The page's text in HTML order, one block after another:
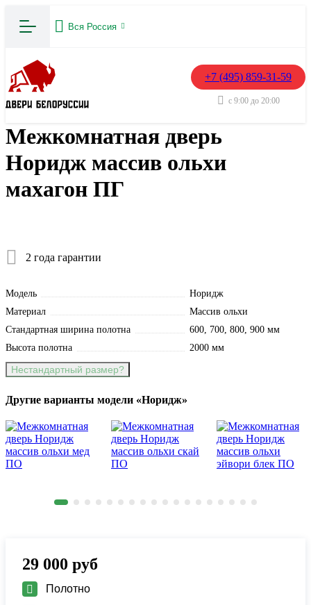
Вся Россия
+7 (495) 859-31-59
с 9:00 до 20:00
Межкомнатная дверь
Норидж массив ольхи
махагон ПГ
2 года гарантии
Модель
Норидж
Материал
Массив ольхи
Стандартная ширина полотна
600, 700, 800, 900 мм
Высота полотна
2000 мм
Нестандартный размер?
Другие варианты модели «Норидж»
29 000 руб
Полотно